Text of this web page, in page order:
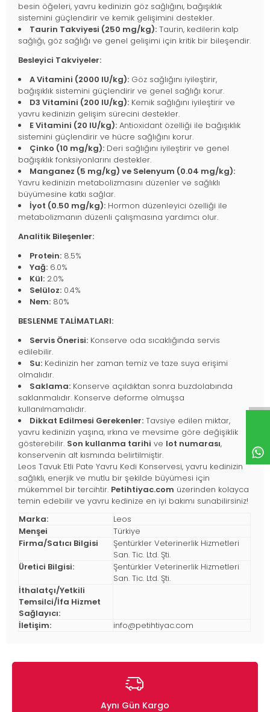
besin öğeleri, yavru kedinizin göz sağlığını, bağışıklık
sistemini güçlendirir ve kemik gelişimini destekler.
Taurin Takviyesi (250 mg/kg): Taurin, kedilerin kalp
sağlığı, göz sağlığı ve genel gelişimi için kritik bir bileşendir.
Besleyici Takviyeler:
A Vitamini (2000 IU/kg): Göz sağlığını iyileştirir,
bağışıklık sistemini güçlendirir ve genel sağlığı korur.
D3 Vitamini (200 IU/kg): Kemik sağlığını iyileştirir ve
yavru kedinizin gelişim sürecini destekler.
E Vitamini (20 IU/kg): Antioxidant özelliği ile bağışıklık
sistemini güçlendirir ve hücre sağlığını korur.
Çinko (10 mg/kg): Deri sağlığını iyileştirir ve genel
bağışıklık fonksiyonlarını destekler.
Manganez (5 mg/kg) ve Selenyum (0.04 mg/kg):
Yavru kedinizin metabolizmasını düzenler ve sağlıklı
büyümesine katkı sağlar.
İyot (0.50 mg/kg): Hormon düzenleyici özelliği ile
metabolizmanın düzenli çalışmasına yardımcı olur.
Analitik Bileşenler:
Protein: 8.5%
Yağ: 6.0%
Kül: 2.0%
Selüloz: 0.4%
Nem: 80%
BESLENME TALİMATLARI:
Servis Önerisi: Konserve oda sıcaklığında servis
edilebilir.
Su: Kedinizin her zaman temiz ve taze suya erişimi
olmalıdır.
Saklama: Konserve açıldıktan sonra buzdolabında
saklanmalıdır. Konserve deforme olmuşsa
kullanılmamalıdır.
Dikkat Edilmesi Gerekenler: Tavsiye edilen miktar,
yavru kedinizin yaşına, ırkına ve mevsime göre değişiklik
gösterebilir. Son kullanma tarihi ve lot numarası,
konservenin alt kısmında belirtilmiştir.
Leos Tavuk Etli Pate Yavru Kedi Konservesi, yavru kedinizin
sağlıklı, enerjik ve mutlu bir şekilde büyümesi için
mükemmel bir tercihtir. Petihtiyac.com üzerinden kolayca
temin edebilir ve yavru kedinize en iyi bakımı sunabilirsiniz!
Marka:
Leos
Menşei
Türkiye
Firma/Satıcı Bilgisi
Şentürkler Veterinerlik Hizmetleri
San. Tic. Ltd. Şti.
Üretici Bilgisi:
Şentürkler Veterinerlik Hizmetleri
San. Tic. Ltd. Şti.
İthalatçı/Yetkili
Temsilci/İfa Hizmet
Sağlayıcı:
İletişim:
info@petihtiyac.com
Aynı Gün Kargo